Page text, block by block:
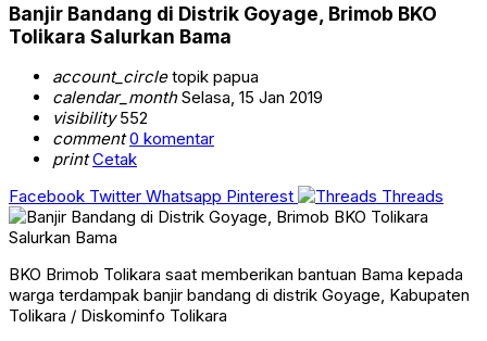
Banjir Bandang di Distrik Goyage, Brimob BKO
Tolikara Salurkan Bama
account_circletopik papua
calendar_monthSelasa, 15 Jan 2019
visibility552
comment 0 komentar
print Cetak
Facebook Twitter Whatsapp Pinterest Threads
BKO Brimob Tolikara saat memberikan bantuan Bama kepada
warga terdampak banjir bandang di distrik Goyage, Kabupaten
Tolikara / Diskominfo Tolikara